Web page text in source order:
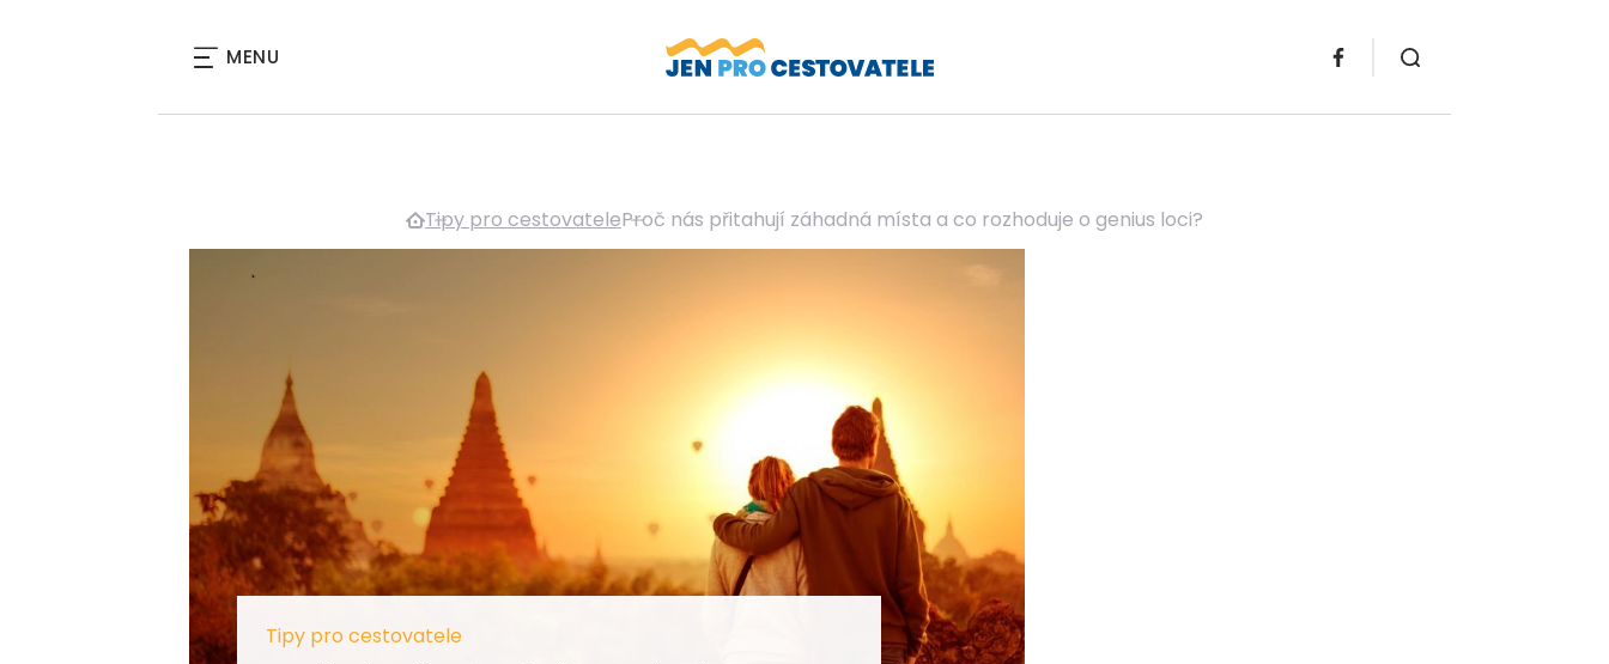
MENU
Tipy pro cestovateleProč nás přitahují záhadná místa a co rozhoduje o genius loci?
Tipy pro cestovatele